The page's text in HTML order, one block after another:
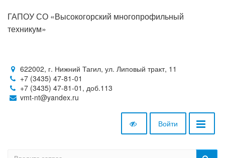
ГАПОУ СО «Высокогорский многопрофильный
техникум»
622002, г. Нижний Тагил, ул. Липовый тракт, 11
+7 (3435) 47-81-01
+7 (3435) 47-81-01, доб.113
vmt-nt@yandex.ru
Войти